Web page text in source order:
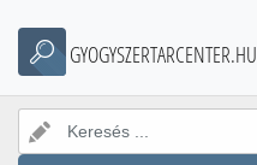
GYOGYSZERTARCENTER.HU